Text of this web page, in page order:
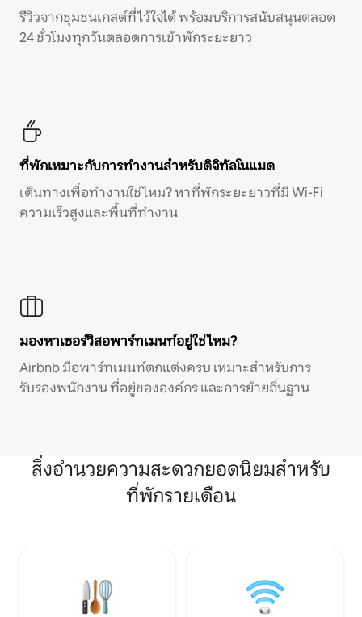
รีวิวจากชุมชนเกสต์ที่ไว้ใจได้ พร้อมบริการสนับสนุนตลอด
24 ชั่วโมงทุกวันตลอดการเข้าพักระยะยาว
ที่พักเหมาะกับการทำงานสำหรับดิจิทัลโนแมด
เดินทางเพื่อทำงานใช่ไหม? หาที่พักระยะยาวที่มี Wi-Fi
ความเร็วสูงและพื้นที่ทำงาน
มองหาเซอร์วิสอพาร์ทเมนท์อยู่ใช่ไหม?
Airbnb มีอพาร์ทเมนท์ตกแต่งครบ เหมาะสำหรับการ
รับรองพนักงาน ที่อยู่ขององค์กร และการย้ายถิ่นฐาน
สิ่งอำนวยความสะดวกยอดนิยมสำหรับ
ที่พักรายเดือน